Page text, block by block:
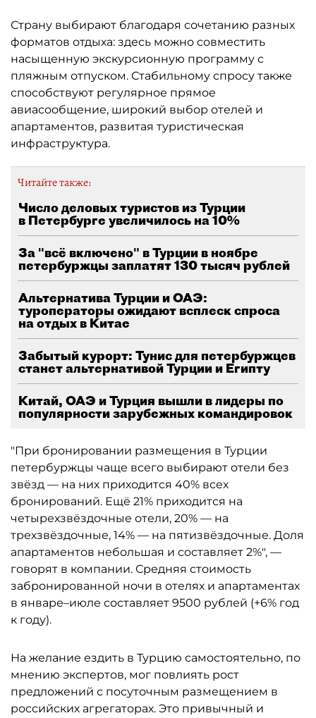
Страну выбирают благодаря сочетанию разных
форматов отдыха: здесь можно совместить
насыщенную экскурсионную программу с
пляжным отпуском. Стабильному спросу также
способствуют регулярное прямое
авиасообщение, широкий выбор отелей и
апартаментов, развитая туристическая
инфраструктура.
Читайте также:
Число деловых туристов из Турции
в Петербурге увеличилось на 10%
За "всё включено" в Турции в ноябре
петербуржцы заплатят 130 тысяч рублей
Альтернатива Турции и ОАЭ:
туроператоры ожидают всплеск спроса
на отдых в Китае
Забытый курорт: Тунис для петербуржцев
станет альтернативой Турции и Египту
Китай, ОАЭ и Турция вышли в лидеры по
популярности зарубежных командировок
"При бронировании размещения в Турции
петербуржцы чаще всего выбирают отели без
звёзд — на них приходится 40% всех
бронирований. Ещё 21% приходится на
четырехзвёздочные отели, 20% — на
трехзвёздочные, 14% — на пятизвёздочные. Доля
апартаментов небольшая и составляет 2%", —
говорят в компании. Средняя стоимость
забронированной ночи в отелях и апартаментах
в январе–июле составляет 9500 рублей (+6% год
к году).
На желание ездить в Турцию самостоятельно, по
мнению экспертов, мог повлиять рост
предложений с посуточным размещением в
российских агрегаторах. Это привычный и